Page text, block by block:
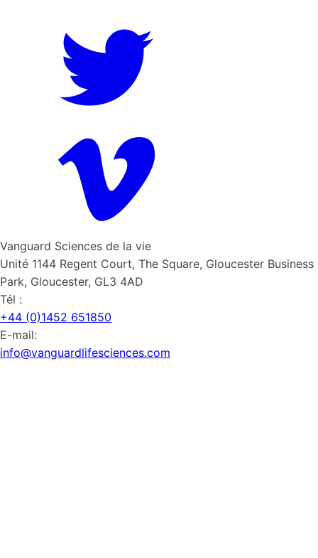
Vanguard Sciences de la vie
Unité 1144 Regent Court, The Square, Gloucester Business
Park, Gloucester, GL3 4AD
Tél :
+44 (0)1452 651850
E-mail:
info@vanguardlifesciences.com